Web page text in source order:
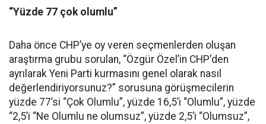
“Yüzde 77 çok olumlu”
Daha önce CHP’ye oy veren seçmenlerden oluşan
araştırma grubu sorulan, “Özgür Özel’in CHP'den
ayrılarak Yeni Parti kurmasını genel olarak nasıl
değerlendiriyorsunuz?” sorusuna görüşmecilerin
yüzde 77’si “Çok Olumlu”, yüzde 16,5’i “Olumlu”, yüzde
“2,5’i “Ne Olumlu ne olumsuz”, yüzde 2,5’i “Olumsuz”,